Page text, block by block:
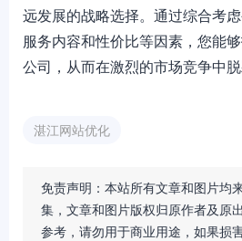
远发展的战略选择。通过综合考虑
服务内容和性价比等因素，您能
公司，从而在激烈的市场竞争中脱
湛江网站优化
免责声明：本站所有文章和图片均
集，文章和图片版权归原作者及原
参考，请勿用于商业用途，如果损